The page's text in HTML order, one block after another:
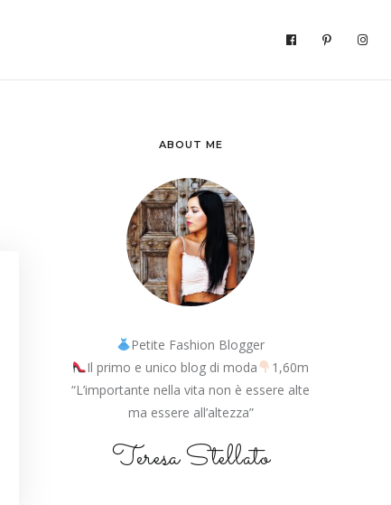
ABOUT ME
Petite Fashion Blogger
Il primo e unico blog di moda
1,60m
“L’importante nella vita non è essere alte
ma essere all’altezza”
Teresa Stellato